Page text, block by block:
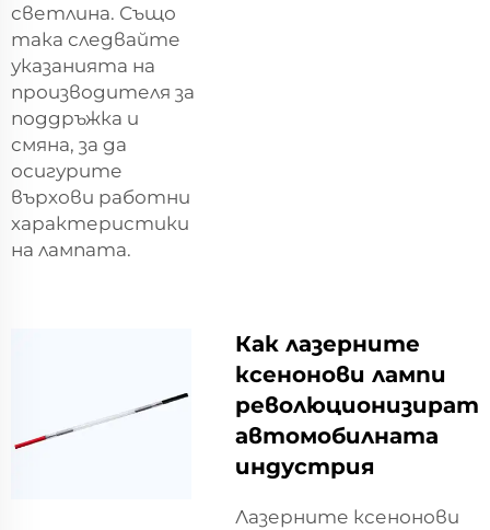
светлина. Също
така следвайте
указанията на
производителя за
поддръжка и
смяна, за да
осигурите
върхови работни
характеристики
на лампата.
Как лазерните
ксенонови лампи
революционизират
автомобилната
индустрия
Лазерните ксенонови